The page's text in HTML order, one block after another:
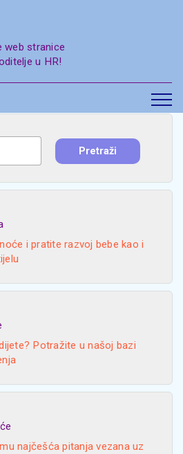
web stranice
u HR!
i pratite razvoj bebe kao i
Potražite u našoj bazi
najčešća pitanja vezana uz